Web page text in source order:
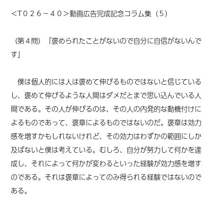
＜T０２６－４０＞動画広告完成記念コラム集（５）
（第４問）「褒められたことがないので自分に自信がないんで
す」
僕は個人的には人は褒めて伸びるものではないと信じている
し、褒めて伸びるような人間はダメだとまで思い込んでいる人
間である。その人が伸びるのは、その人の内発的な動機付けに
よるものであって、褒章によるものではないのだ。褒章は効力
感を増すかもしれないけれど、その効力はわずかの範囲にしか
及ばないと僕は考えている。 むしろ、 自分が努力して何かを達
成し、それによって何かが変わるといった経験が効力感を増す
のである。それは褒章によってのみ得られる経験ではないので
ある。